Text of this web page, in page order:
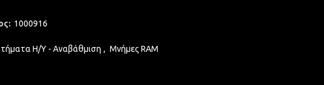
1000916
Η/Υ - Αναβάθμιση , Μνήμες RAM